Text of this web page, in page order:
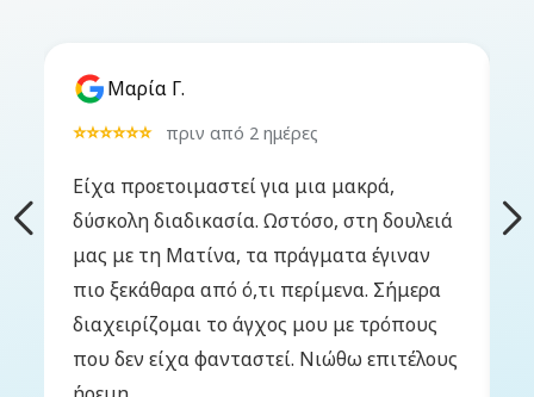
Μαρία Γ.
⭐⭐⭐⭐⭐⭐
πριν από 2 ημέρες
Είχα προετοιμαστεί για μια μακρά,
δύσκολη διαδικασία. Ωστόσο, στη δουλειά
μας με τη Ματίνα, τα πράγματα έγιναν
πιο ξεκάθαρα από ό,τι περίμενα. Σήμερα
διαχειρίζομαι το άγχος μου με τρόπους
που δεν είχα φανταστεί. Νιώθω επιτέλους